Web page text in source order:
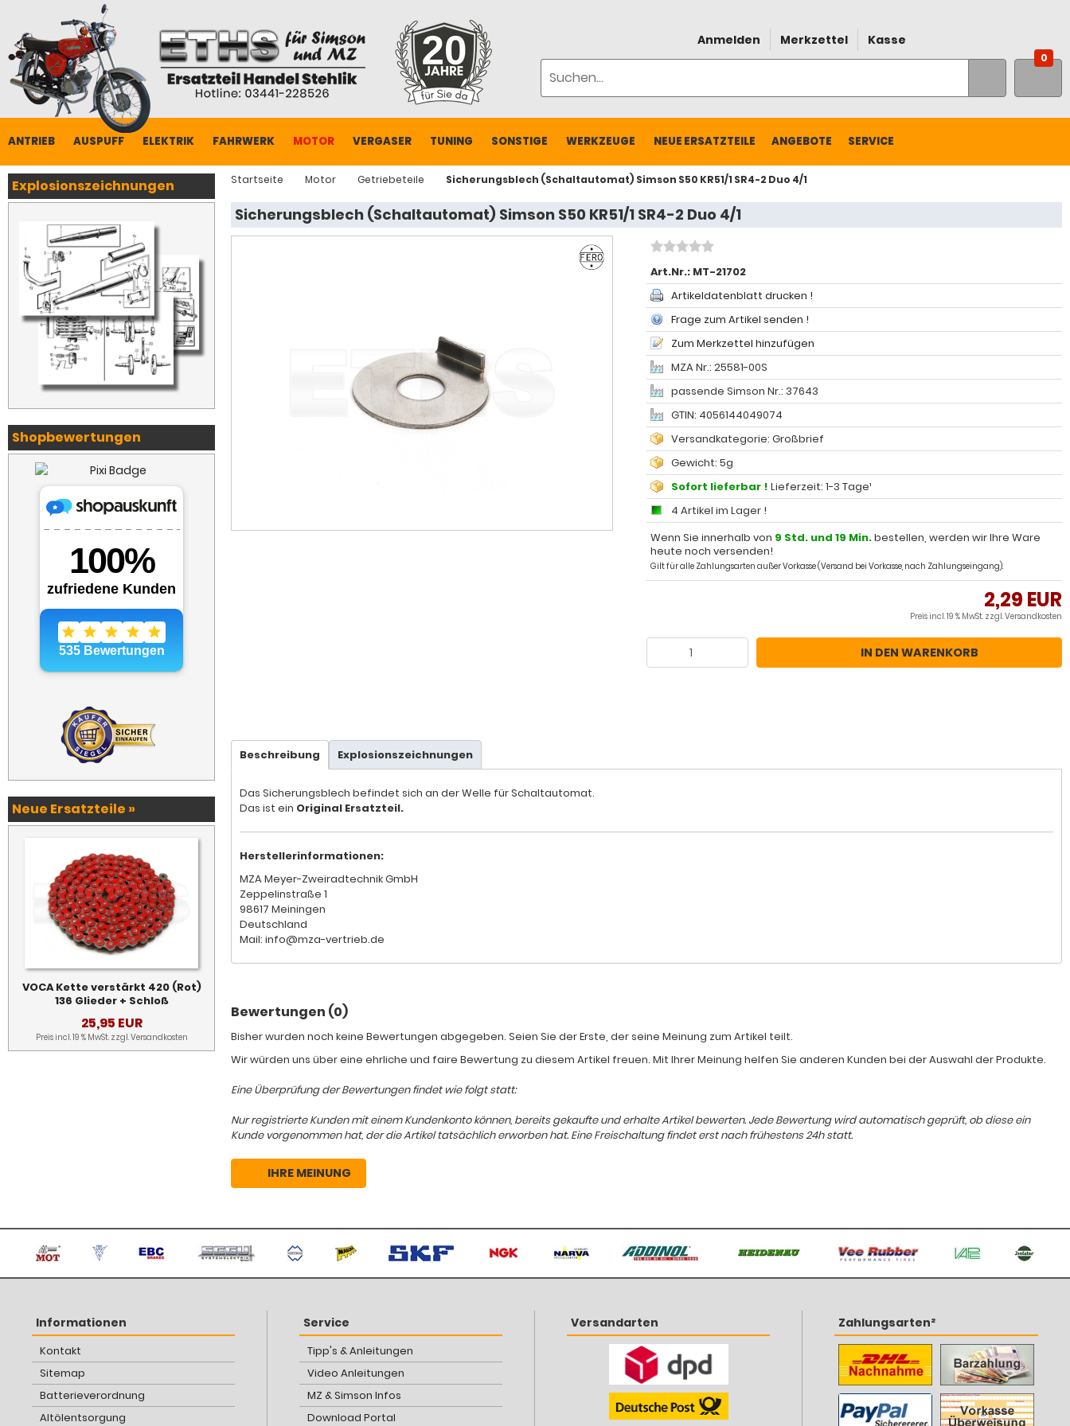
Anmelden Merkzettel Kasse
0
ANTRIEB AUSPUFF ELEKTRIK FAHRWERK MOTOR VERGASER TUNING SONSTIGE WERKZEUGE NEUE ERSATZTEILE ANGEBOTE SERVICE
Startseite Motor Getriebeteile Sicherungsblech (Schaltautomat) Simson S50 KR51/1 SR4-2 Duo 4/1
Sicherungsblech (Schaltautomat) Simson S50 KR51/1 SR4-2 Duo 4/1
Art.Nr.: MT-21702
Artikeldatenblatt drucken !
Frage zum Artikel senden !
Zum Merkzettel hinzufügen
MZA Nr.: 25581-00S
passende Simson Nr.: 37643
GTIN: 4056144049074
Versandkategorie: Großbrief
Gewicht: 5g
Sofort lieferbar ! Lieferzeit: 1-3 Tage¹
4 Artikel im Lager !
Wenn Sie innerhalb von 9 Std. und 19 Min.bestellen, werden wir Ihre Ware
heute noch versenden!
Gilt für alle Zahlungsarten außer Vorkasse (Versand bei Vorkasse, nach Zahlungseingang).
2,29 EUR
Preis incl. 19 % MwSt. zzgl.Versandkosten
IN DEN WARENKORB
Beschreibung Explosionszeichnungen
Das Sicherungsblech befindet sich an der Welle für Schaltautomat.
Das ist ein Original Ersatzteil.
Herstellerinformationen:
MZA Meyer-Zweiradtechnik GmbH
Zeppelinstraße 1
98617 Meiningen
Deutschland
Mail: info@mza-vertrieb.de
Bewertungen (0)
Bisher wurden noch keine Bewertungen abgegeben. Seien Sie der Erste, der seine Meinung zum Artikel teilt.
Wir würden uns über eine ehrliche und faire Bewertung zu diesem Artikel freuen. Mit Ihrer Meinung helfen Sie anderen Kunden bei der Auswahl der Produkte.
Eine Überprüfung der Bewertungen findet wie folgt statt:
Nur registrierte Kunden mit einem Kundenkonto können, bereits gekaufte und erhalte Artikel bewerten. Jede Bewertung wird automatisch geprüft, ob diese ein
Kunde vorgenommen hat, der die Artikel tatsächlich erworben hat. Eine Freischaltung findet erst nach frühestens 24h statt.
IHRE MEINUNG
Explosionszeichnungen
Shopbewertungen
Neue Ersatzteile »
VOCA Kette verstärkt 420 (Rot)
136 Glieder + Schloß
25,95 EUR
Preis incl. 19 % MwSt. zzgl.Versandkosten
Informationen
Kontakt
Sitemap
Batterieverordnung
Altölentsorgung
Service
Tipp's & Anleitungen
Video Anleitungen
MZ & Simson Infos
Download Portal
Versandarten Zahlungsarten²